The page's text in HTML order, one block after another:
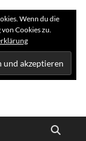
Wenn du die
Cookies zu.